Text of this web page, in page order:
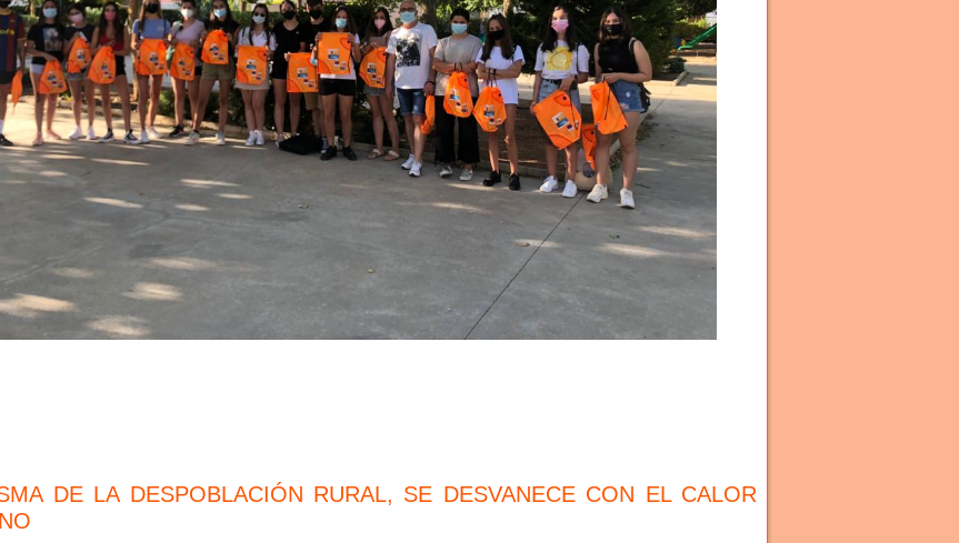
DE LA DESPOBLACIÓN RURAL, SE DESVANECE CON EL CALOR